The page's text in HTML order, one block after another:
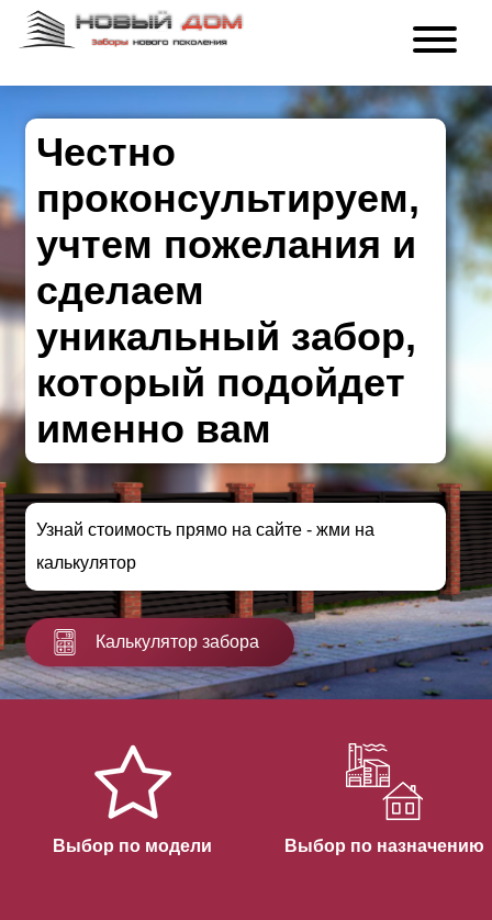
Честно
проконсультируем,
учтем пожелания и
сделаем
уникальный забор,
который подойдет
именно вам
Узнай стоимость прямо на сайте - жми на
калькулятор
Калькулятор забора
Выбор по модели Выбор по назначению